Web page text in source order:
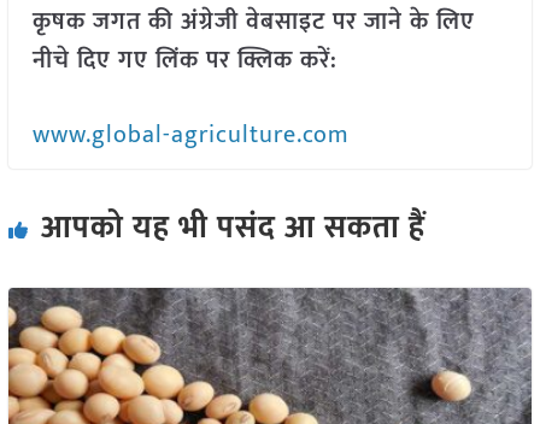
कृषक जगत की अंग्रेजी वेबसाइट पर जाने के लिए
नीचे दिए गए लिंक पर क्लिक करें:
www.global-agriculture.com
आपको यह भी पसंद आ सकता हैं